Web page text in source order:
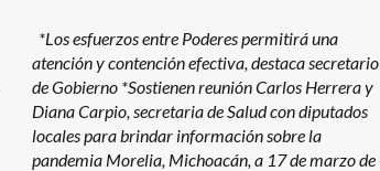
*Los esfuerzos entre Poderes permitirá una
atención y contención efectiva, destaca secretario
de Gobierno *Sostienen reunión Carlos Herrera y
Diana Carpio, secretaria de Salud con diputados
locales para brindar información sobre la
pandemia Morelia, Michoacán, a 17 de marzo de